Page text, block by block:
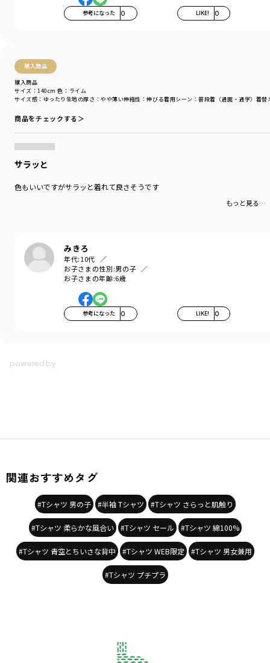
参考になった 0 LIKE! 0
購入商品
購入商品
サイズ感 ：ゆったり 生地の厚さ ：やや薄い伸縮性 ：伸びる着用シーン ：普段着（通園・通学） 着替
サイズ：140cm 色：ライム
商品をチェックする＞
サラッと
色もいいですがサラッと着れて良さそうです
もっと見る…
みきろ
年代:10代
お子さまの性別:男の子
お子さまの年齢:6歳
参考になった 0 LIKE! 0
関連おすすめタグ
#Tシャツ 男の子 #半袖 Tシャツ #Tシャツ さらっと肌触り
#Tシャツ 柔らかな風合い #Tシャツ セール #Tシャツ 綿100%
#Tシャツ 青空とちいさな背中 #Tシャツ WEB限定 #Tシャツ 男女兼用
#Tシャツ プチプラ